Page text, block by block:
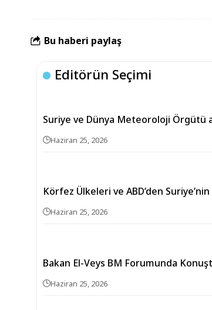
Bu haberi paylaş
Editörün Seçimi
Suriye ve Dünya Meteoroloji Örgütü
Haziran 25, 2026
Körfez Ülkeleri ve ABD’den
Haziran 25, 2026
Bakan El-Veys BM Forumunda
Haziran 25, 2026